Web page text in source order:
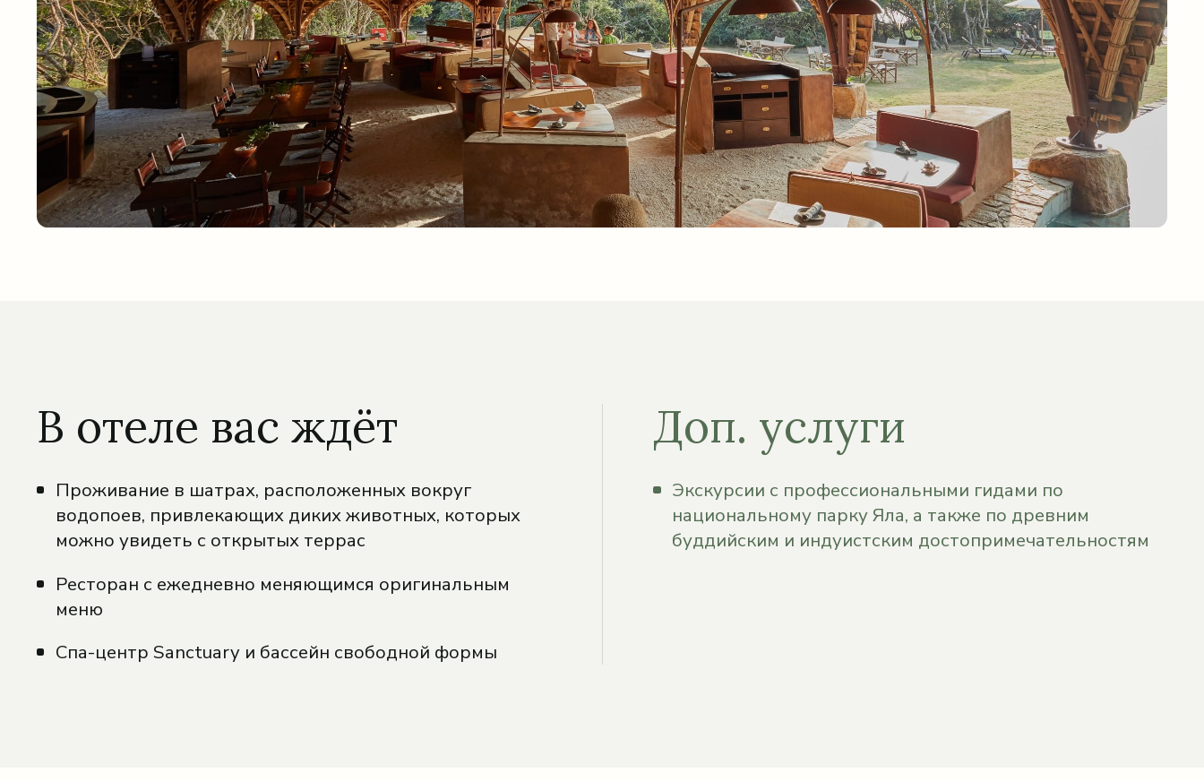
В отеле вас ждёт
Проживание в шатрах, расположенных вокруг
водопоев, привлекающих диких животных, которых
можно увидеть с открытых террас
Ресторан с ежедневно меняющимся оригинальным
меню
Спа-центр Sanctuary и бассейн свободной формы
Доп. услуги
Экскурсии с профессиональными гидами по
национальному парку Яла, а также по древним
буддийским и индуистским достопримечательностям